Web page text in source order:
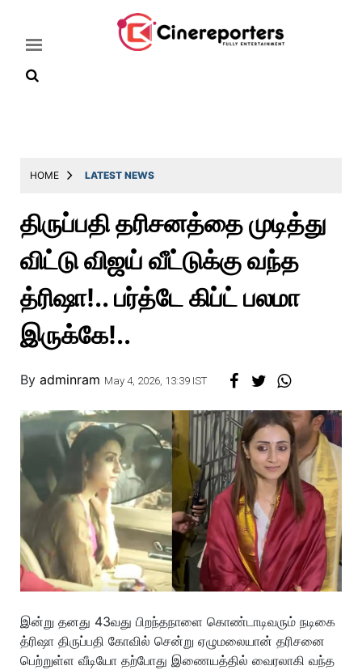
Latest
Throwback
Television
Reviews
Photos
Story
HOME LATEST NEWS
திருப்பதி தரிசனத்தை முடித்து
விட்டு விஜய் வீட்டுக்கு வந்த
த்ரிஷா!.. பர்த்டே கிப்ட் பலமா
இருக்கே!..
By adminram May 4, 2026, 13:39 IST
இன்று தனது 43வது பிறந்தநாளை கொண்டாடிவரும் நடிகை
த்ரிஷா திருப்பதி கோவில் சென்று ஏழுமலையான் தரிசனை
பெற்றுள்ள வீடியோ தற்போது இணையத்தில் வைரலாகி வந்த